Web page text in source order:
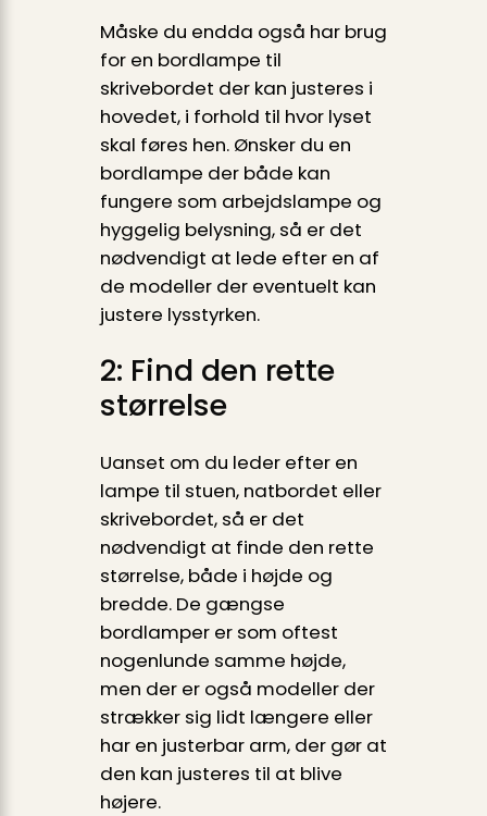
Måske du endda også har brug
for en bordlampe til
skrivebordet der kan justeres i
hovedet, i forhold til hvor lyset
skal føres hen. Ønsker du en
bordlampe der både kan
fungere som arbejdslampe og
hyggelig belysning, så er det
nødvendigt at lede efter en af
de modeller der eventuelt kan
justere lysstyrken.
2: Find den rette
størrelse
Uanset om du leder efter en
lampe til stuen, natbordet eller
skrivebordet, så er det
nødvendigt at finde den rette
størrelse, både i højde og
bredde. De gængse
bordlamper er som oftest
nogenlunde samme højde,
men der er også modeller der
strækker sig lidt længere eller
har en justerbar arm, der gør at
den kan justeres til at blive
højere.